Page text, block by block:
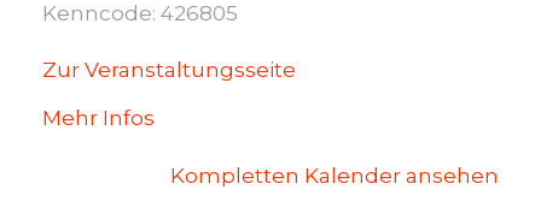
Kenncode: 426805
Zur Veranstaltungsseite
Mehr Infos
Kompletten Kalender ansehen